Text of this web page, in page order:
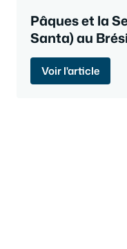
Pâques et la
Santa) au
Voir l'article